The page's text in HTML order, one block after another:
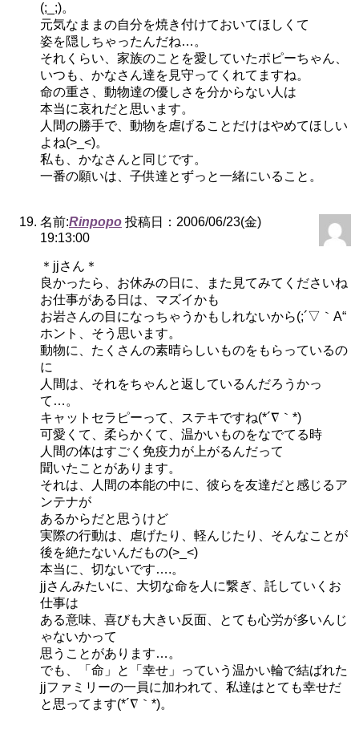
(;_;)。
元気なままの自分を焼き付けておいてほしくて
姿を隠しちゃったんだね…。
それくらい、家族のことを愛していたポピーちゃん、
いつも、かなさん達を見守ってくれてますね。
命の重さ、動物達の優しさを分からない人は
本当に哀れだと思います。
人間の勝手で、動物を虐げることだけはやめてほしい
よね(>_<)。
私も、かなさんと同じです。
一番の願いは、子供達とずっと一緒にいること。
名前:Rinpopo 投稿日：2006/06/23(金)
19:13:00
＊jjさん＊
良かったら、お休みの日に、また見てみてくださいね
お仕事がある日は、マズイかも
お岩さんの目になっちゃうかもしれないから(;´▽｀A“
ホント、そう思います。
動物に、たくさんの素晴らしいものをもらっているの
に
人間は、それをちゃんと返しているんだろうかっ
て…。
キャットセラピーって、ステキですね(*´∇｀*)
可愛くて、柔らかくて、温かいものをなでてる時
人間の体はすごく免疫力が上がるんだって
聞いたことがあります。
それは、人間の本能の中に、彼らを友達だと感じるア
ンテナが
あるからだと思うけど
実際の行動は、虐げたり、軽んじたり、そんなことが
後を絶たないんだもの(>_<)
本当に、切ないです….。
jjさんみたいに、大切な命を人に繋ぎ、託していくお
仕事は
ある意味、喜びも大きい反面、とても心労が多いんじ
ゃないかって
思うことがあります…。
でも、「命」と「幸せ」っていう温かい輪で結ばれた
jjファミリーの一員に加われて、私達はとても幸せだ
と思ってます(*´∇｀*)。